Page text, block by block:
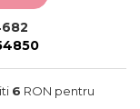
6 RON pentru